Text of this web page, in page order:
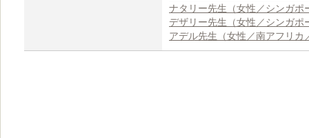
ナタリー先生（女性／シンガポ
デザリー先生（女性／シンガポ
アデル先生（女性／南アフリカ